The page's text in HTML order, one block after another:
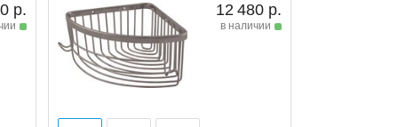
р. 12 480 р.
в наличии